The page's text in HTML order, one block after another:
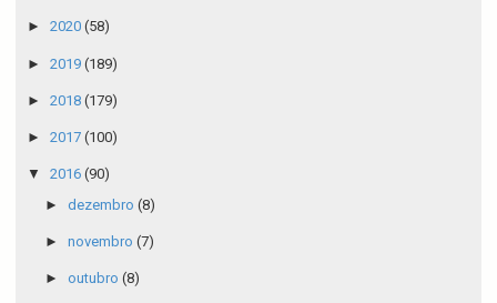
► 2020 (58)
► 2019 (189)
► 2018 (179)
► 2017 (100)
▼ 2016 (90)
► dezembro (8)
► novembro (7)
► outubro (8)